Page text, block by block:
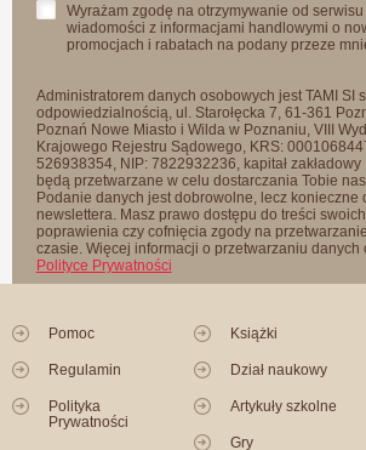
Wyrażam zgodę na otrzymywanie od
wiadomości z informacjami handlowymi o
promocjach i rabatach na podany przeze
Administratorem danych osobowych jest TAMI SI
odpowiedzialnością, ul. Starołęcka 7, 61-361
Poznań Nowe Miasto i Wilda w Poznaniu, VIII
Krajowego Rejestru Sądowego, KRS:
526938354, NIP: 7822932236, kapitał zakładowy
będą przetwarzane w celu dostarczania Tobie
Podanie danych jest dobrowolne, lecz konieczne
newslettera. Masz prawo dostępu do treści
poprawienia czy cofnięcia zgody na
czasie. Więcej informacji o przetwarzaniu danych
Polityce Prywatności
Pomoc
Regulamin
Polityka
Prywatności
Książki
Dział naukowy
Artykuły szkolne
Gry